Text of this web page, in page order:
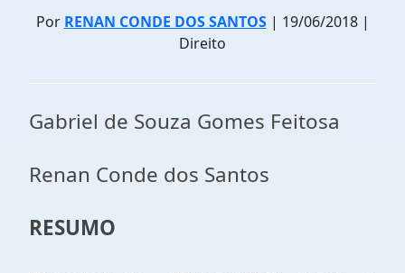
Por RENAN CONDE DOS SANTOS| 19/06/2018 |
Direito
Gabriel de Souza Gomes Feitosa
Renan Conde dos Santos
RESUMO